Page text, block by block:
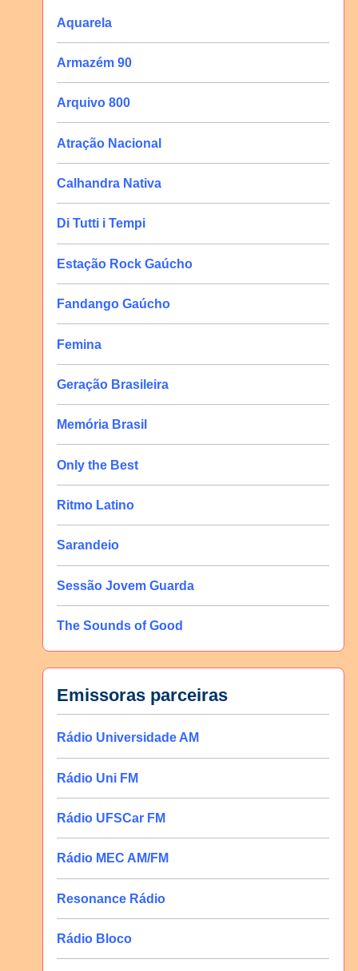
Aquarela
Armazém 90
Arquivo 800
Atração Nacional
Calhandra Nativa
Di Tutti i Tempi
Estação Rock Gaúcho
Fandango Gaúcho
Femina
Geração Brasileira
Memória Brasil
Only the Best
Ritmo Latino
Sarandeio
Sessão Jovem Guarda
The Sounds of Good
Emissoras parceiras
Rádio Universidade AM
Rádio Uni FM
Rádio UFSCar FM
Rádio MEC AM/FM
Resonance Rádio
Rádio Bloco